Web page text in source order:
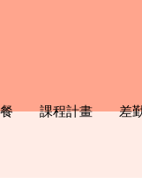
課程計畫 差